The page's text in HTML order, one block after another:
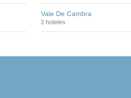
Vale De Cambra
2 hoteles